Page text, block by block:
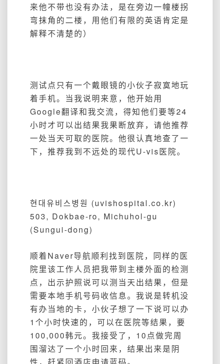
来他不带也没有办法，是在旁边一幢楼拐
弯抹角的二楼，用他们有限的英语肯定是
解释不清楚的）
测试点只有一个戴眼镜的小伙子寂寞地玩
着手机。当我说明来意，他开始用
Google翻译和我交流，得知他们要等24
小时才可以出结果我果断放弃，请他推荐
一处当天可取的医院。他很认真地查了一
下，推荐我到不远处的现代U-vis医院。
현대유비스병원 (uvishospital.co.kr)
503, Dokbae-ro, Michuhol-gu
(Sungui-dong)
顺着Naver导航顺利找到医院，同样的医
院里该工作人员把我带到主楼外面的检测
点，出示护照说可以测当天出结果，但是
需要本地手机号码收信息。我说是转机没
有办当地的卡，小伙子想了一下说可以办
1个小时快速的，可以在医院等结果，要
100,000韩元。我接受了，10点做完周
围溜达了一个小时回来，结果出来是阴
性，赶紧回酒店申请蓝码。